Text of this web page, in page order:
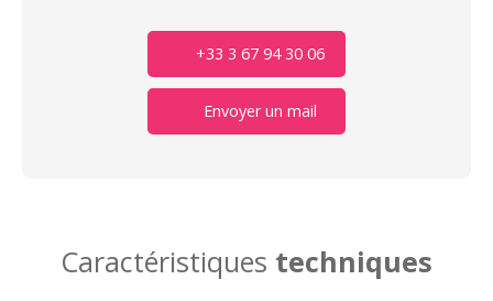
+33 3 67 94 30 06
Envoyer un mail
Caractéristiques techniques